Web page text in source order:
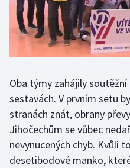
Házená
Jezdectví
Krasobruslení
Lezení
Lyže a snowboard
Oba týmy zahájily
sestavách. V prvním setu
stranách znát, obrany
Jihočechům se vůbec
nevynucených chyb. Kvůli
desetibodové manko,